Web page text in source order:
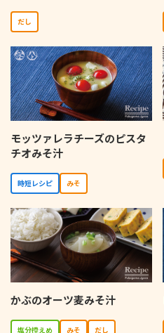
だし
モッツァレラチーズのピスタ
チオみそ汁
時短レシピ みそ
かぶのオーツ麦みそ汁
塩分控えめ みそ だし